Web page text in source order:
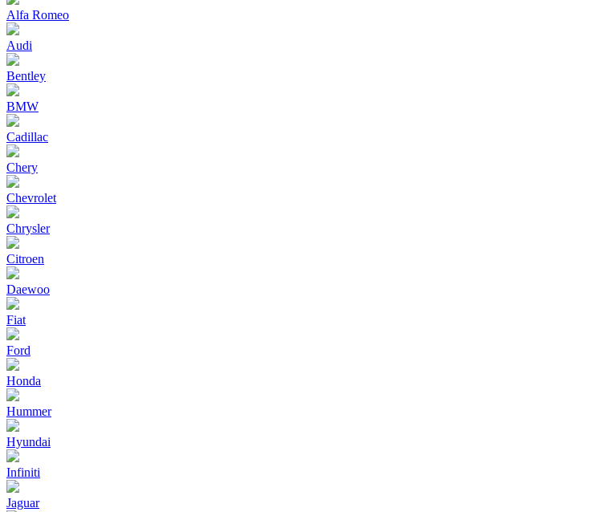
Alfa Romeo
Audi
Bentley
BMW
Cadillac
Chery
Chevrolet
Chrysler
Citroen
Daewoo
Fiat
Ford
Honda
Hummer
Hyundai
Infiniti
Jaguar